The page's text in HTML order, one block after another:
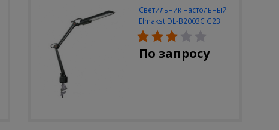
Светильник настольный
Elmakst DL-B2003C G23
черный струбцина
По запросу